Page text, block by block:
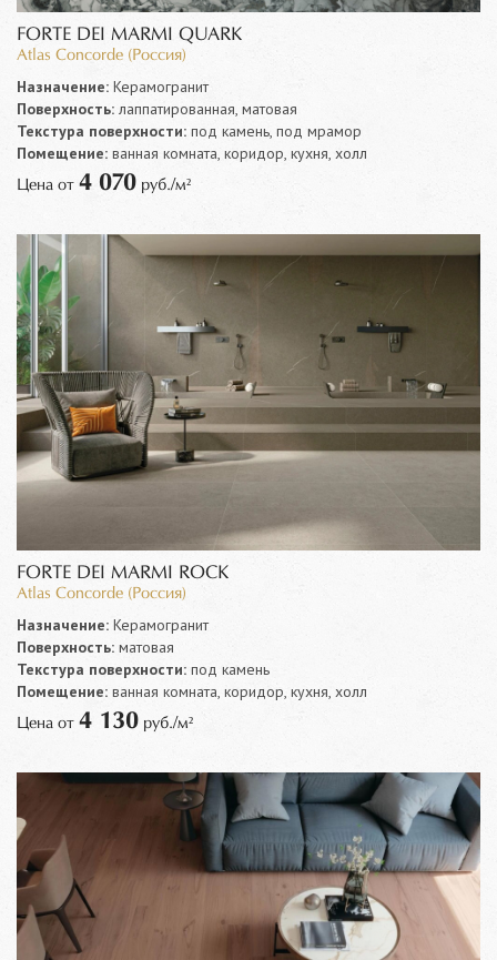
FORTE DEI MARMI QUARK
Atlas Concorde (Россия)
Назначение: Керамогранит
Поверхность: лаппатированная, матовая
Текстура поверхности: под камень, под мрамор
Помещение: ванная комната, коридор, кухня, холл
Цена от 4 070 руб./м²
FORTE DEI MARMI ROCK
Atlas Concorde (Россия)
Назначение: Керамогранит
Поверхность: матовая
Текстура поверхности: под камень
Помещение: ванная комната, коридор, кухня, холл
Цена от 4 130 руб./м²